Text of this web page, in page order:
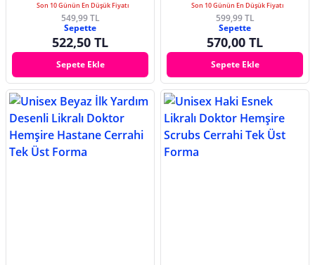
Son 10 Günün En Düşük Fiyatı
549,99 TL
Sepette
522,50 TL
Sepete Ekle
Son 10 Günün En Düşük Fiyatı
599,99 TL
Sepette
570,00 TL
Sepete Ekle